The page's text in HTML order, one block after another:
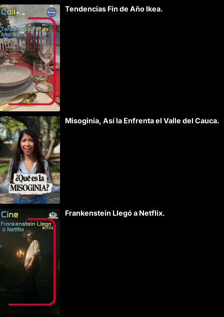
Tendencias Fin de Año Ikea.
Misoginia, Así la Enfrenta el Valle del Cauca.
Frankenstein Llegó a Netflix.